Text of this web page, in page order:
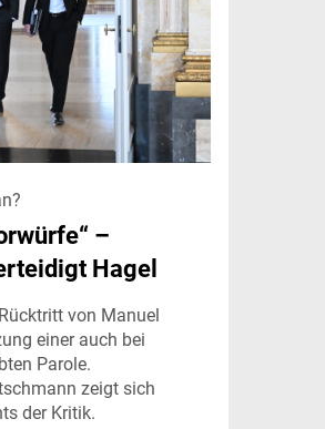
–
Hagel
von Manuel
einer auch bei
Parole.
zeigt sich
der Kritik.